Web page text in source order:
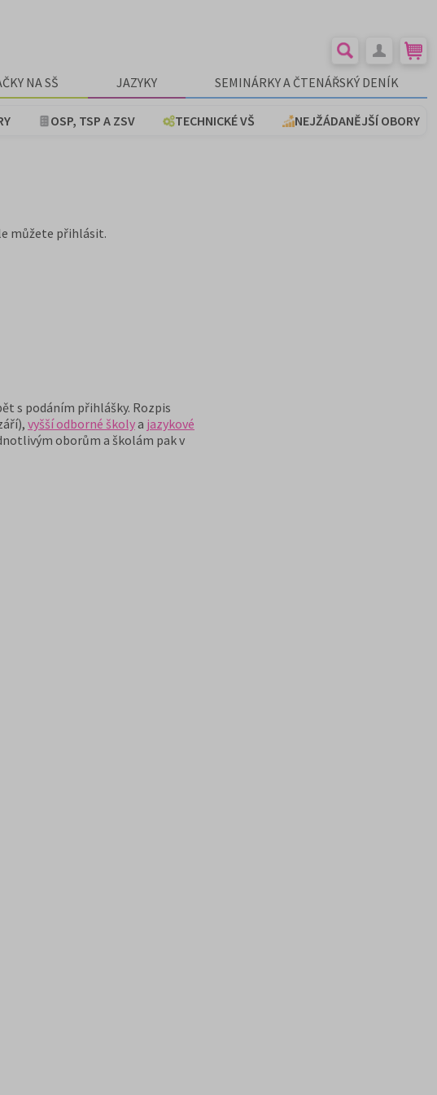
NA SŠ JAZYKY SEMINÁRKY A ČTENÁŘSKÝ DENÍK
OSP, TSP A ZSV TECHNICKÉ VŠ NEJŽÁDANĚJŠÍ OBORY
můžete přihlásit.
s podáním přihlášky. Rozpis
vyšší odborné školya jazykové
oborům a školám pak v